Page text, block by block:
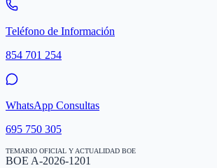
Teléfono de Información
854 701 254
WhatsApp Consultas
695 750 305
TEMARIO OFICIAL Y ACTUALIDAD BOE
BOE A-2026-1201